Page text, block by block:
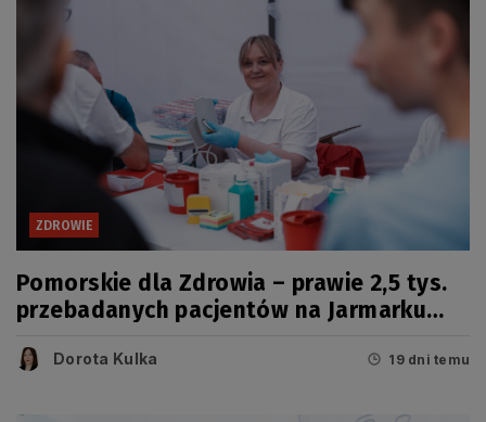
ZDROWIE
Pomorskie dla Zdrowia – prawie 2,5 tys.
przebadanych pacjentów na Jarmarku
Dorota Kulka 19 dni temu